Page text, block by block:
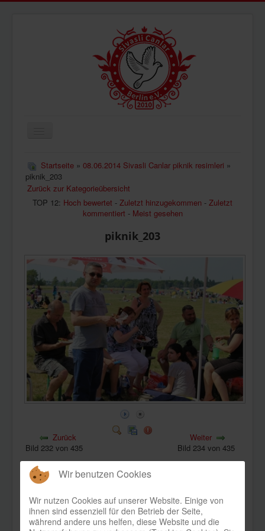
ÜBERUNS
AKTUELLES
BILDER
DATENSCHUTZ
KONTAKT
Startseite » 08.06.2014 Sivasli Canlar piknik resimleri »
piknik_203
Zurück zur Kategorieübersicht
TOP 12: Hoch bewertet - Zuletzt hinzugekommen - Zuletzt
kommentiert - Meist gesehen
piknik_203
Zurück
Bild 232 von 435
Weiter
Bild 234 von 435
Bild-Informationen
Wir benutzen Cookies
Wir nutzen Cookies auf unserer Website. Einige von
ihnen sind essenziell für den Betrieb der Seite,
während andere uns helfen, diese Website und die